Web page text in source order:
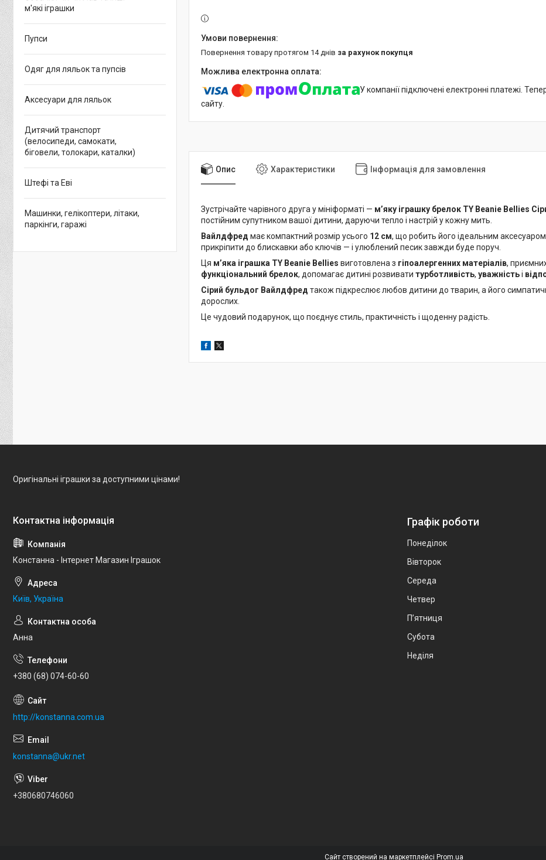
повернення товару протягом 14 днів за рахунок покупця
У компанії підключені електронні платежі.
сайту.
Опис Характеристики Інформація для замовлення
Зустрічайте чарівного друга у мініформаті — м’яку іграшку брелок TY Beanie Bellies
постійним супутником вашої дитини, даруючи тепло і настрій у кожну мить.
Вайлдфред має компактний розмір усього 12 см, що робить його ідеальним
прикріпити до блискавки або ключів — і улюблений песик завжди буде поруч.
Ця м’яка іграшка TY Beanie Bellies виготовлена з гіпоалергенних матеріалів,
функціональний брелок, допомагає дитині розвивати турботливість, уважністьі
Сірий бульдог Вайлдфред також підкреслює любов дитини до тварин, а його
дорослих.
Це чудовий подарунок, що поєднує стиль, практичність і щоденну радість.
м'які іграшки
Пупси
Одяг для ляльок та пупсів
Аксесуари для ляльок
Дитячий транспорт
(велосипеди, самокати,
біговели, толокари, каталки)
Штефі та Еві
Машинки, гелікоптери, літаки,
паркінги, гаражі
Оригінальні іграшки за доступними цінами!
Констанна - Інтернет Магазин Іграшок
Київ, Україна
Анна
+380 (68) 074-60-60
http://konstanna.com.ua
konstanna@ukr.net
+380680746060
Графік роботи
Понеділок
Вівторок
Середа
Четвер
Пʼятниця
Субота
Неділя
Сайт створений на маркетплейсі Prom.ua